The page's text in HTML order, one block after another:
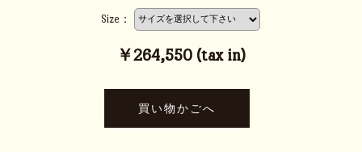
Size：
￥264,550 (tax in)